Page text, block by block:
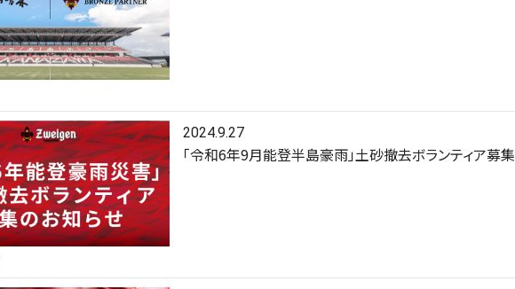
2024.9.27
「令和6年9月能登半島豪雨」土砂撤去ボランティア募